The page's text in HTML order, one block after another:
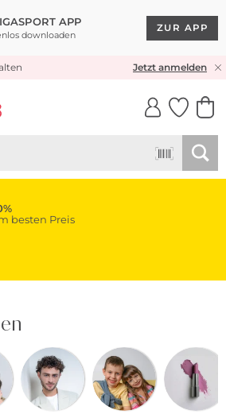
APP
downloaden
ZUR APP
VERSAND* & RÜCKVERSANDJetzt anmelden
besten Preis